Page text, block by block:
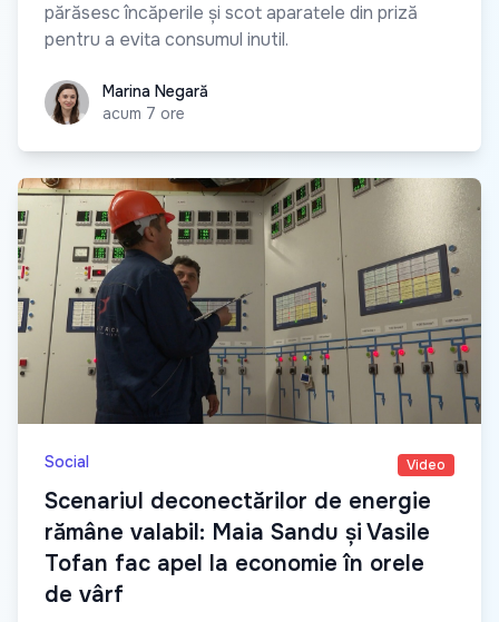
părăsesc încăperile și scot aparatele din priză
pentru a evita consumul inutil.
Marina Negară
Marina Negară
acum 7 ore
Social Video
Scenariul deconectărilor de energie
rămâne valabil: Maia Sandu și Vasile
Tofan fac apel la economie în orele
de vârf